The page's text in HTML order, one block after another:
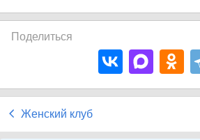
Поделиться
Женский клуб